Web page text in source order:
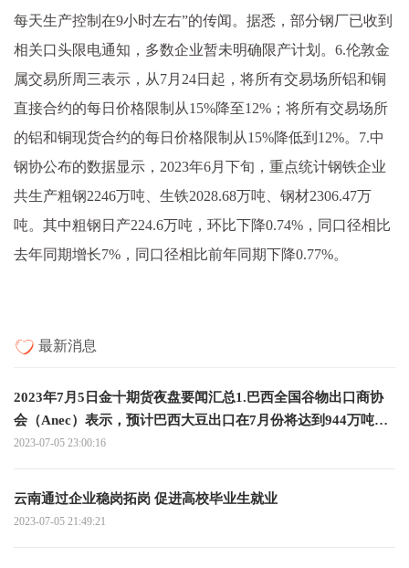
每天生产控制在9小时左右”的传闻。据悉，部分钢厂已收到
相关口头限电通知，多数企业暂未明确限产计划。6.伦敦金
属交易所周三表示，从7月24日起，将所有交易场所铝和铜
直接合约的每日价格限制从15%降至12%；将所有交易场所
的铝和铜现货合约的每日价格限制从15%降低到12%。7.中
钢协公布的数据显示，2023年6月下旬，重点统计钢铁企业
共生产粗钢2246万吨、生铁2028.68万吨、钢材2306.47万
吨。其中粗钢日产224.6万吨，环比下降0.74%，同口径相比
去年同期增长7%，同口径相比前年同期下降0.77%。
最新消息
2023年7月5日金十期货夜盘要闻汇总1.巴西全国谷物出口商协
会（Anec）表示，预计巴西大豆出口在7月份将达到944万吨，
而去年同期为700万吨；预计巴西玉米出口在7月份达到634万
225万吨 全球关注
2023-07-05 23:00:16
云南通过企业稳岗拓岗 促进高校毕业生就业
2023-07-05 21:49:21